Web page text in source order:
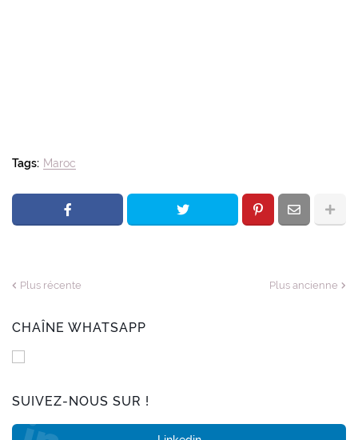
Tags: Maroc
Plus récente Plus ancienne
CHAÎNE WHATSAPP
SUIVEZ-NOUS SUR !